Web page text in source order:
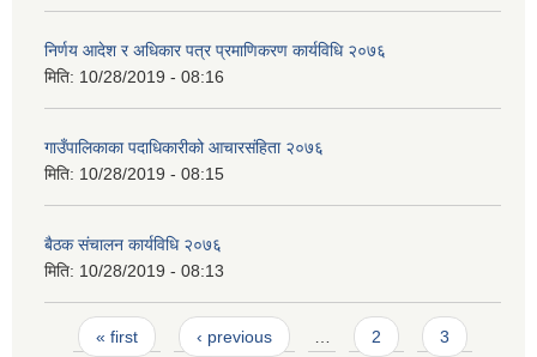
निर्णय आदेश र अधिकार पत्र प्रमाणिकरण कार्यविधि २०७६
मिति: 10/28/2019 - 08:16
गाउँपालिकाका पदाधिकारीको आचारसंहि‌‌ता २०७६
मिति: 10/28/2019 - 08:15
बैठक संचालन कार्यविधि २०७६
मिति: 10/28/2019 - 08:13
Pages
« first ‹ previous 2 3